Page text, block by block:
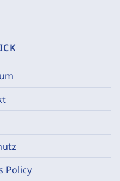
Policy